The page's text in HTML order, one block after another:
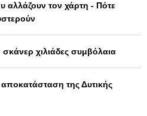
αλλάζουν τον χάρτη - Πότε
χιλιάδες συμβόλαια
της Δυτικής